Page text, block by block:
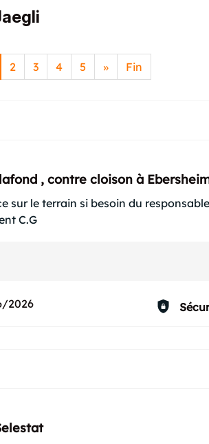
2 3 4 5 » Fin
, contre cloison à
sur le terrain si besoin du
C.G
2026